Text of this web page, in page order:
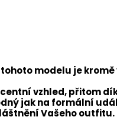
modelu je
vzhled, přitom
jak na formální
Vašeho outfitu.